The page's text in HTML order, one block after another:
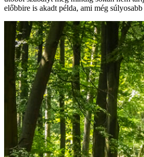
előbbire is akadt példa, ami még